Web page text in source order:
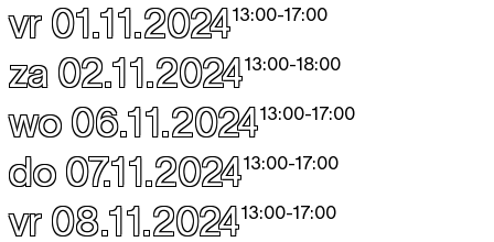
vr 01.11.202413:00-17:00
za 02.11.202413:00-18:00
wo 06.11.202413:00-17:00
do 07.11.202413:00-17:00
vr 08.11.202413:00-17:00